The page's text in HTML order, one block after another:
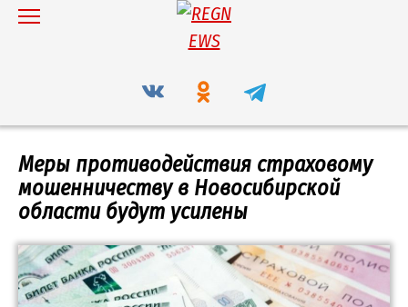
Перейти
Меры противодействия страховому
мошенничеству в Новосибирской
области будут усилены